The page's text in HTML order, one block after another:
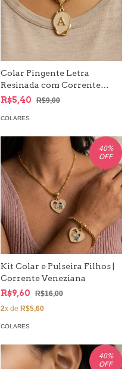
Colar Pingente Letra
Resinada com Corrente
Veneziana
R$5,40 R$9,00
COLARES
40%
OFF
Kit Colar e Pulseira Filhos |
Corrente Veneziana
R$9,60
R$16,00
2x de R$5,60
COLARES
40%
OFF